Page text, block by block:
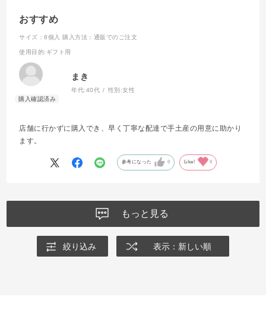
おすすめ
サイズ：8個入 購入方法：通販でのご注文
使用目的:ギフト用
まき
年代:40代 性別:女性
店舗に行かずに購入でき、早く丁寧な配達で手土産の用意に助かり
ます。
参考になった 0 Like! 0
もっと見る
絞り込み 表示：新しい順